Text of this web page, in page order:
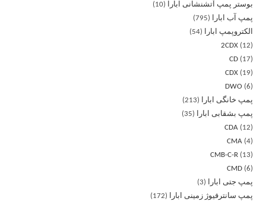
بوستر پمپ آتشنشانی ابارا
10
پمپ آب ابارا
795
الکتروپمپ ابارا
54
2CDX
12
CD
17
CDX
19
DWO
6
پمپ خانگی ابارا
213
پمپ بشقابی ابارا
35
CDA
12
CMA 4
CMB-C-R
13
CMD 6
پمپ جتی ابارا
3
پمپ سانترفیوژ زمینی ابارا
172